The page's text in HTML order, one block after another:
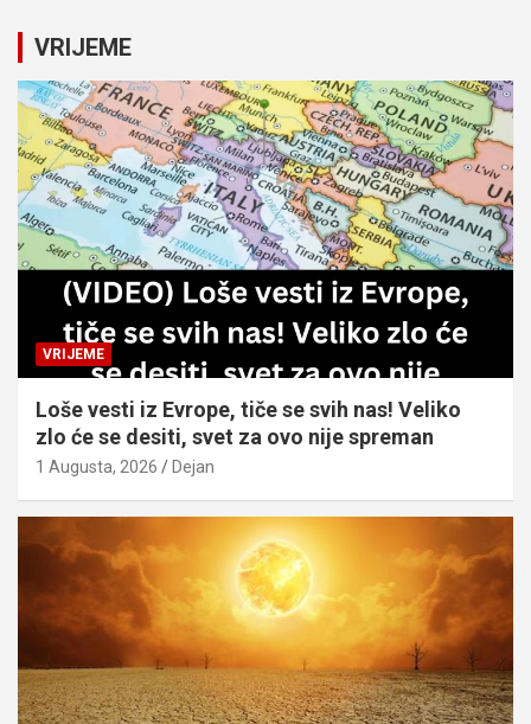
c
VRIJEME
VRIJEME
Loše vesti iz Evrope, tiče se svih nas! Veliko
zlo će se desiti, svet za ovo nije spreman
1 Augusta, 2026 Dejan